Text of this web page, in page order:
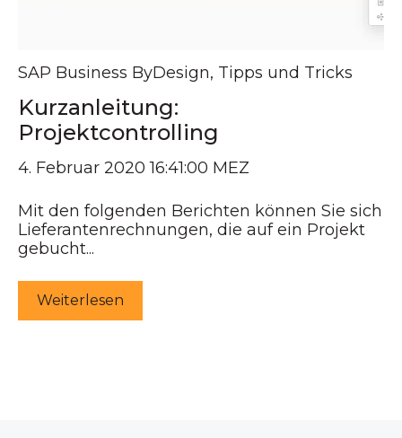
SAP Business ByDesign, Tipps und Tricks
Kurzanleitung:
Projektcontrolling
4. Februar 2020 16:41:00 MEZ
Mit den folgenden Berichten können Sie sich
Lieferantenrechnungen, die auf ein Projekt
gebucht...
Weiterlesen